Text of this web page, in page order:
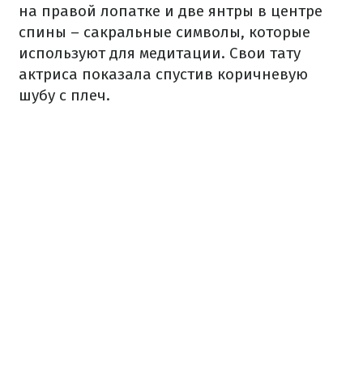
на правой лопатке и две янтры в центре
спины – сакральные символы, которые
используют для медитации. Свои тату
актриса показала спустив коричневую
шубу с плеч.